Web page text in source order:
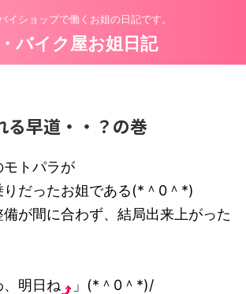
イショップで働くお姐の日記です。
バイク屋お姐日記
る早道・・？の巻
トパラが
りだったお姐である(*＾0＾*)
が間に合わず、結局出来上がった
、明日ね
」(*＾0＾*)/